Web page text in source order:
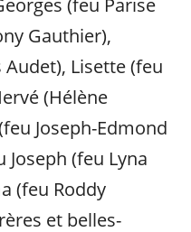
(feu Parise
Gauthier),
Audet), Lisette (feu
(Hélène
Joseph-Edmond
Joseph (feu Lyna
(feu Roddy
et belles-